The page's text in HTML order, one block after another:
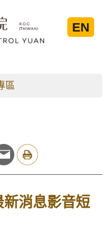
EN
區
消息影音短